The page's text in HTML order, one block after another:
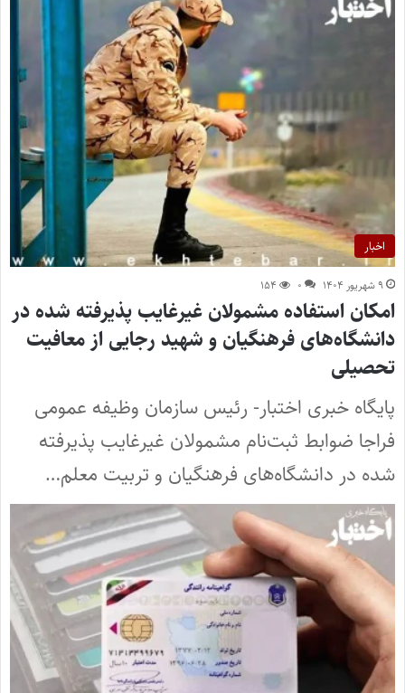
اخبار
۹ شهریور ۱۴۰۴ ۰ ۱۵۴
امکان استفاده مشمولان غیرغایب پذیرفته شده در
دانشگاه‌های فرهنگیان و شهید رجایی از معافیت
تحصیلی
پایگاه خبری اختبار- رئیس سازمان وظیفه عمومی
فراجا ضوابط ثبت‌نام مشمولان غیرغایب پذیرفته
شده در دانشگاه‌های فرهنگیان و تربیت معلم…